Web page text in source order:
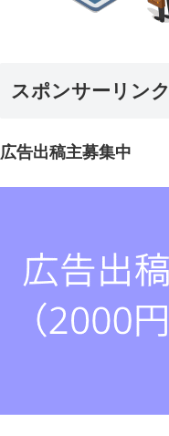
スポンサーリンク
広告出稿主募集中